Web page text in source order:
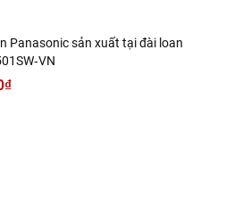
Panasonic sản xuất tại đài loan